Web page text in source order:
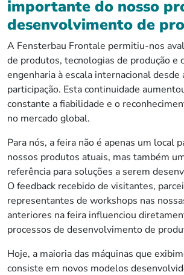
importante do nosso
desenvolvimento de
A Fensterbau Frontale permitiu-nos
de produtos, tecnologias de produção e
engenharia à escala internacional desde
participação. Esta continuidade
constante a fiabilidade e o
no mercado global.
Para nós, a feira não é apenas um local
nossos produtos atuais, mas também
referência para soluções a serem
O feedback recebido de visitantes,
representantes de workshops nas
anteriores na feira influenciou
processos de desenvolvimento de
Hoje, a maioria das máquinas que
consiste em novos modelos